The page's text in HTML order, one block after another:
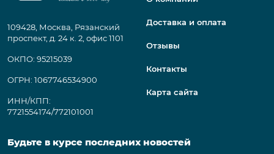
109428, Москва, Рязанский
проспект, д. 24 к. 2, офис 1101
ОКПО: 95215039
ОГРН: 1067746534900
ИНН/КПП:
7721554174/772101001
Доставка и оплата
Отзывы
Контакты
Карта сайта
Будьте в курсе последних новостей